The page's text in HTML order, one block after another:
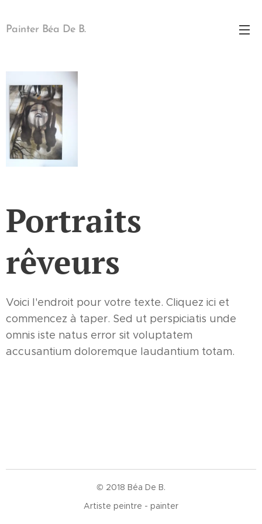
Painter Béa De B.
Portraits
rêveurs
Voici l'endroit pour votre texte. Cliquez ici et
commencez à taper. Sed ut perspiciatis unde
omnis iste natus error sit voluptatem
accusantium doloremque laudantium totam.
© 2018 Béa De B.
Artiste peintre - painter